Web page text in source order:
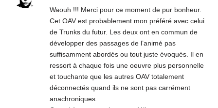
Waouh !!! Merci pour ce moment de pur bonheur.
Cet OAV est probablement mon préféré avec celui
de Trunks du futur. Les deux ont en commun de
développer des passages de l’animé pas
suffisamment abordés ou tout juste évoqués. Il en
ressort à chaque fois une oeuvre plus personnelle
et touchante que les autres OAV totalement
déconnectés quand ils ne sont pas carrément
anachroniques.